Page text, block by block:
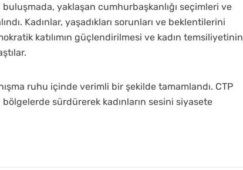
yaklaşan cumhurbaşkanlığı seçimleri ve
Kadınlar, yaşadıkları sorunları ve beklentilerini
katılımın güçlendirilmesi ve kadın temsiliyetinin
ruhu içinde verimli bir şekilde tamamlandı. CTP
sürdürerek kadınların sesini siyasete